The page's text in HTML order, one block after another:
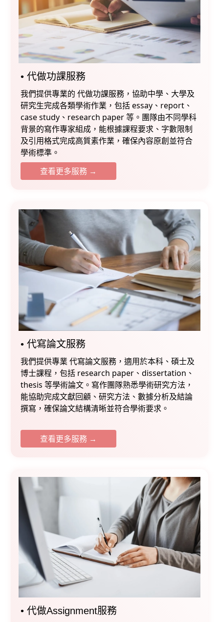
•⁠ ⁠⁠代做功課服務
我們提供專業的 代做功課服務，協助中學、大學及
研究生完成各類學術作業，包括 essay、report、
case study、research paper 等。團隊由不同學科
背景的寫作專家組成，能根據課程要求、字數限制
及引用格式完成高質素作業，確保內容原創並符合
學術標準。
查看更多服務 →
•⁠ ⁠代寫⁠論文服務
我們提供專業 代寫論文服務，適用於本科、碩士及
博士課程，包括 research paper、dissertation、
thesis 等學術論文。寫作團隊熟悉學術研究方法，
能協助完成文獻回顧、研究方法、數據分析及結論
撰寫，確保論文結構清晰並符合學術要求。
查看更多服務 →
•⁠ ⁠代做⁠Assignment服務